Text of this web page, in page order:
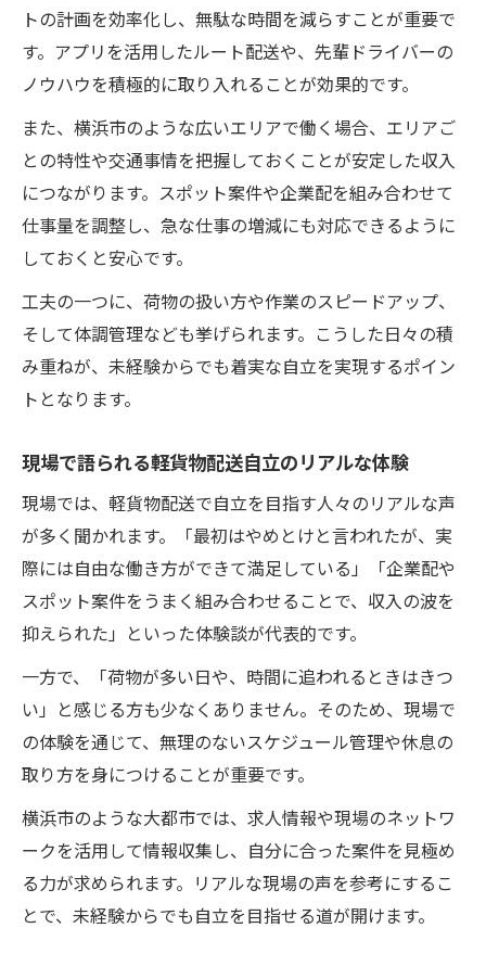
トの計画を効率化し、無駄な時間を減らすことが重要で
す。アプリを活用したルート配送や、先輩ドライバーの
ノウハウを積極的に取り入れることが効果的です。
また、横浜市のような広いエリアで働く場合、エリアご
との特性や交通事情を把握しておくことが安定した収入
につながります。スポット案件や企業配を組み合わせて
仕事量を調整し、急な仕事の増減にも対応できるように
しておくと安心です。
工夫の一つに、荷物の扱い方や作業のスピードアップ、
そして体調管理なども挙げられます。こうした日々の積
み重ねが、未経験からでも着実な自立を実現するポイン
トとなります。
現場で語られる軽貨物配送自立のリアルな体験
現場では、軽貨物配送で自立を目指す人々のリアルな声
が多く聞かれます。「最初はやめとけと言われたが、実
際には自由な働き方ができて満足している」「企業配や
スポット案件をうまく組み合わせることで、収入の波を
抑えられた」といった体験談が代表的です。
一方で、「荷物が多い日や、時間に追われるときはきつ
い」と感じる方も少なくありません。そのため、現場で
の体験を通じて、無理のないスケジュール管理や休息の
取り方を身につけることが重要です。
横浜市のような大都市では、求人情報や現場のネットワ
ークを活用して情報収集し、自分に合った案件を見極め
る力が求められます。リアルな現場の声を参考にするこ
とで、未経験からでも自立を目指せる道が開けます。